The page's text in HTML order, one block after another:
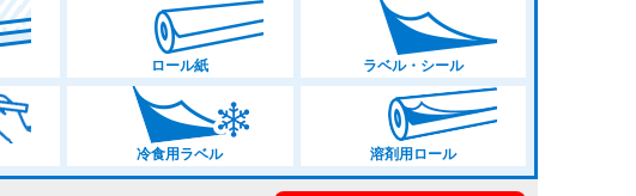
ロール紙 ラベル・シール
冷食用ラベル 溶剤用ロール